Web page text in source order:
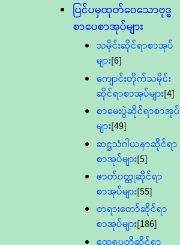
ပြင်ပမှထုတ်ဝေသောဗုဒ္ဓ
စာပေစာအုပ်များ
သမိုင်းဆိုင်ရာစာအုပ်
များ[6]
ကျောင်းတိုက်သမိုင်း
ဆိုင်ရာစာအုပ်များ[4]
စာမေးပွဲဆိုင်ရာစာအုပ်
များ[49]
ဆဋ္ဌသံဂါယနာဆိုင်ရာ
စာအုပ်များ[5]
ဇာတ်၀တ္ထုဆိုင်ရာ
စာအုပ်များ[55]
တရားတော်ဆိုင်ရာ
စာအုပ်များ[186]